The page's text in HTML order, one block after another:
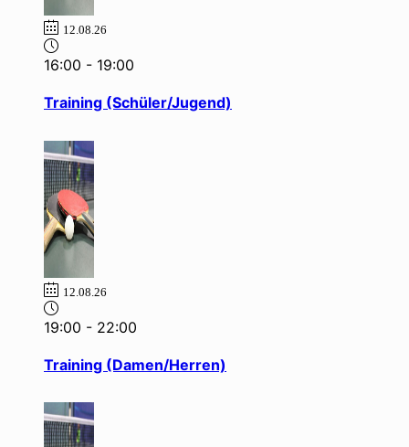
12.08.26
16:00 - 19:00
Training (Schüler/Jugend)
12.08.26
19:00 - 22:00
Training (Damen/Herren)